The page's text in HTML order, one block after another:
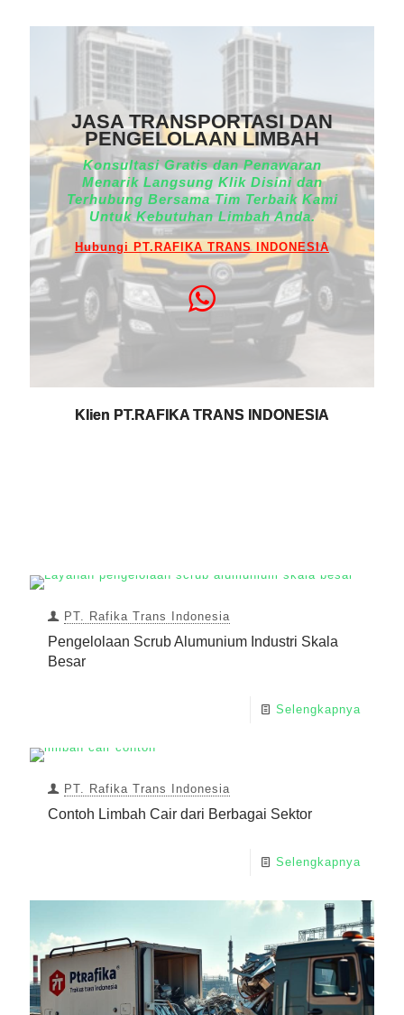
JASA TRANSPORTASI DAN
PENGELOLAAN LIMBAH
Konsultasi Gratis dan Penawaran
Menarik Langsung Klik Disini dan
Terhubung Bersama Tim Terbaik Kami
Untuk Kebutuhan Limbah Anda.
Hubungi PT.RAFIKA TRANS INDONESIA
Klien PT.RAFIKA TRANS INDONESIA
PT. Rafika Trans Indonesia
Pengelolaan Scrub Alumunium Industri Skala
Besar
Selengkapnya
PT. Rafika Trans Indonesia
Contoh Limbah Cair dari Berbagai Sektor
Selengkapnya